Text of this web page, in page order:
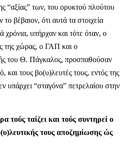
“αξίας” των, του ορυκτού πλούτου
βέβαιον, ότι αυτά τα στοιχεία
υπήρχαν και τότε όταν, ο
της χώρας, ο ΓΑΠ και ο
του Θ. Πάγκαλος, προσπαθούσαν
και τους βο(υ)λευτές τους, εντός της
υπάρχει “σταγόνα” πετρελαίου στην
τούς ταίζει και τούς συντηρεί ο
τους αποζημίωσης ώς